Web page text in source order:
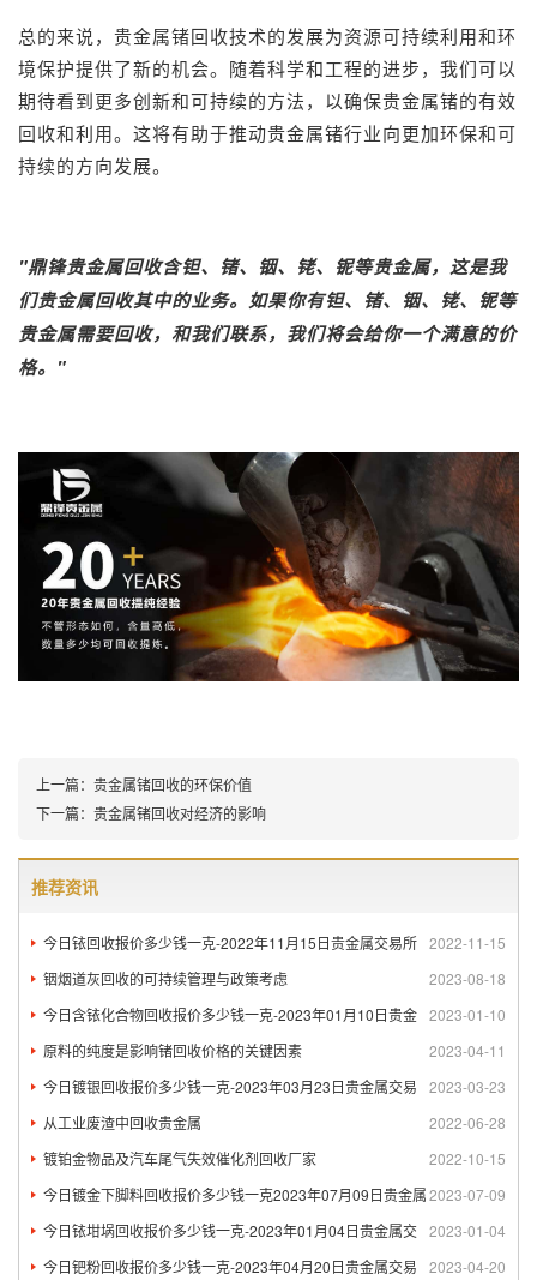
总的来说，贵金属锗回收技术的发展为资源可持续利用和环
境保护提供了新的机会。随着科学和工程的进步，我们可以
期待看到更多创新和可持续的方法，以确保贵金属锗的有效
回收和利用。这将有助于推动贵金属锗行业向更加环保和可
持续的方向发展。
"鼎锋贵金属回收含钽、锗、铟、铑、铌等贵金属，这是我
们贵金属回收其中的业务。如果你有钽、锗、铟、铑、铌等
贵金属需要回收，和我们联系，我们将会给你一个满意的价
格。"
上一篇： 贵金属锗回收的环保价值
下一篇： 贵金属锗回收对经济的影响
推荐资讯
2022-11-15
今日铱回收报价多少钱一克-2022年11月15日贵金属交易所
2023-08-18
铟烟道灰回收的可持续管理与政策考虑
2023-01-10
今日含铱化合物回收报价多少钱一克-2023年01月10日贵金
2023-04-11
原料的纯度是影响锗回收价格的关键因素
2023-03-23
今日镀银回收报价多少钱一克-2023年03月23日贵金属交易
2022-06-28
从工业废渣中回收贵金属
2022-10-15
镀铂金物品及汽车尾气失效催化剂回收厂家
2023-07-09
今日镀金下脚料回收报价多少钱一克2023年07月09日贵金属
2023-01-04
今日铱坩埚回收报价多少钱一克-2023年01月04日贵金属交
2023-04-20
今日钯粉回收报价多少钱一克-2023年04月20日贵金属交易